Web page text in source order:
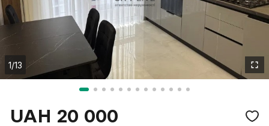
1/13
UAH 20 000